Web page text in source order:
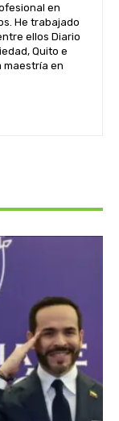
en
He trabajado
ellos Diario
Quito e
maestría en